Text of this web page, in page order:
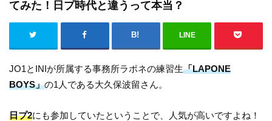
てみた！日プ時代と違うって本当？
LINE
JO1とINIが所属する事務所ラポネの練習生「LAPONE
BOYS」の1人である大久保波留さん。
日プ2にも参加していたということで、人気が高いですよね！